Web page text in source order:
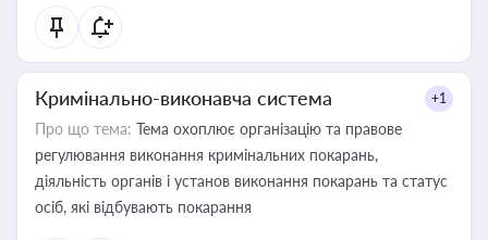
Кримінально-виконавча система +1
Про що тема: Тема охоплює організацію та правове
регулювання виконання кримінальних покарань,
діяльність органів і установ виконання покарань та статус
осіб, які відбувають покарання